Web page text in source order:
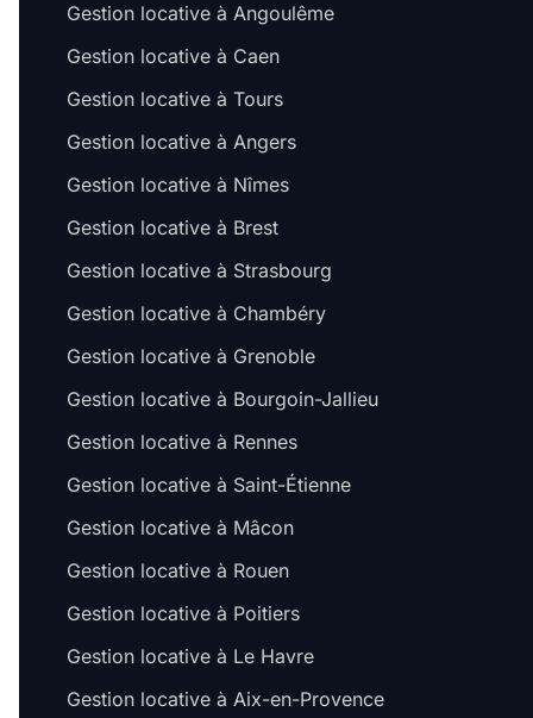
Gestion locative à Angoulême
Gestion locative à Caen
Gestion locative à Tours
Gestion locative à Angers
Gestion locative à Nîmes
Gestion locative à Brest
Gestion locative à Strasbourg
Gestion locative à Chambéry
Gestion locative à Grenoble
Gestion locative à Bourgoin-Jallieu
Gestion locative à Rennes
Gestion locative à Saint-Étienne
Gestion locative à Mâcon
Gestion locative à Rouen
Gestion locative à Poitiers
Gestion locative à Le Havre
Gestion locative à Aix-en-Provence